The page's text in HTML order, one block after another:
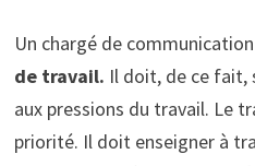
Un chargé de communication
de travail. Il doit, de ce fait,
aux pressions du travail. Le
priorité. Il doit enseigner à